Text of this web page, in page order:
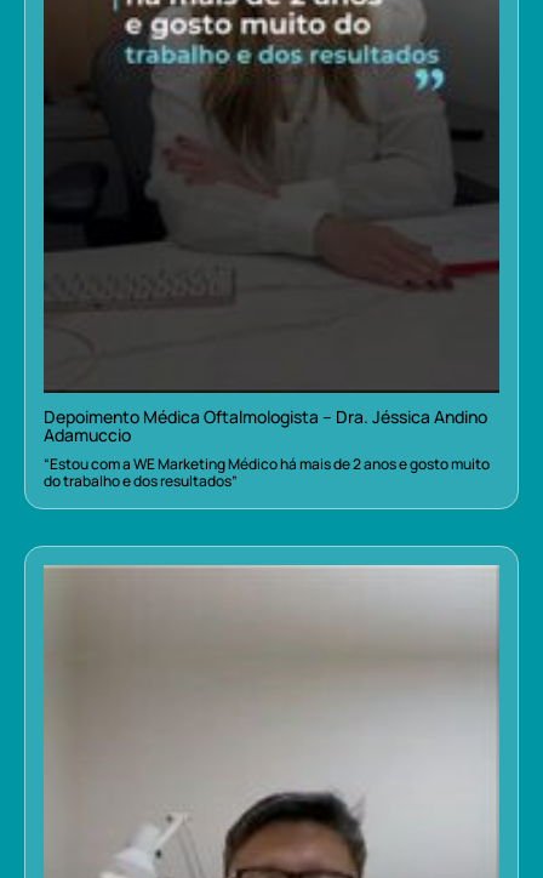
Depoimento Médica Oftalmologista – Dra. Jéssica Andino
Adamuccio
“Estou com a WE Marketing Médico há mais de 2 anos e gosto muito
do trabalho e dos resultados”